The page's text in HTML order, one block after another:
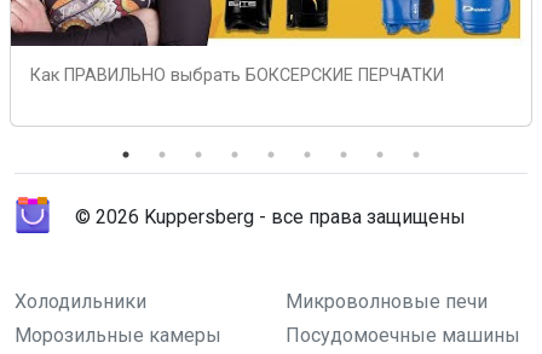
Как ПРАВИЛЬНО выбрать БОКСЕРСКИЕ ПЕРЧАТКИ
© 2026 Kuppersberg - все права защищены
Холодильники
Микроволновые печи
Морозильные камеры
Посудомоечные машины